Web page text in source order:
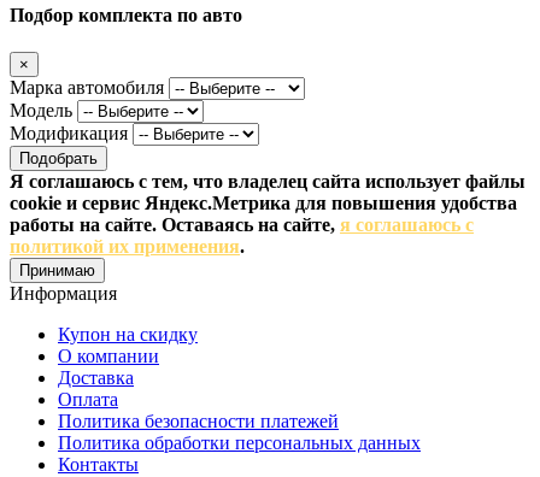
Подбор комплекта по авто
×
Марка автомобиля
Модель
Модификация
Подобрать
Я соглашаюсь с тем, что владелец сайта использует файлы
cookie и сервис Яндекс.Метрика для повышения удобства
работы на сайте. Оставаясь на сайте, я соглашаюсь с
политикой их применения.
Принимаю
Информация
Купон на скидку
О компании
Доставка
Оплата
Политика безопасности платежей
Политика обработки персональных данных
Контакты